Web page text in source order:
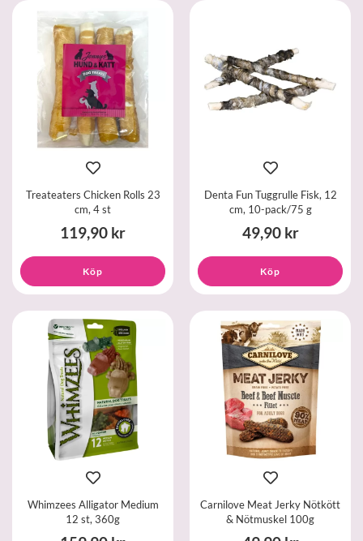
Treateaters Chicken Rolls 23
cm, 4 st
119,90 kr
Köp
Denta Fun Tuggrulle Fisk, 12
cm, 10-pack/75 g
49,90 kr
Köp
Whimzees Alligator Medium
12 st, 360g
Carnilove Meat Jerky Nötkött
& Nötmuskel 100g